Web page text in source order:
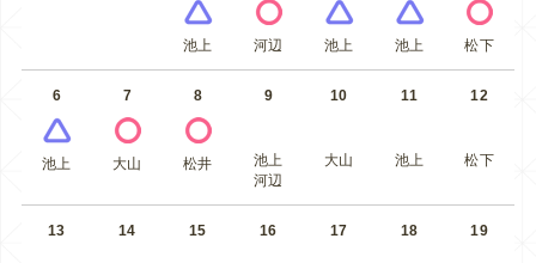
池上 河辺 池上 池上 松下
6
池上
7
大山
8
松井
9
池上
河辺
10
大山
11
池上
12
松下
13 14 15 16 17 18 19